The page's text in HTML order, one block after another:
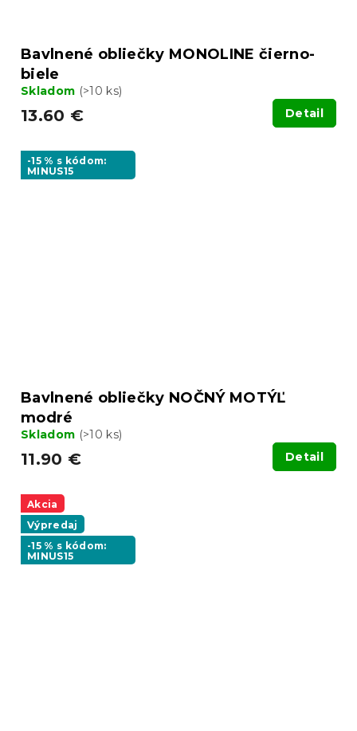
Bavlnené obliečky MONOLINE čierno-
biele
Skladom (>10 ks)
13.60 € Detail
-15 % s kódom:
MINUS15
Bavlnené obliečky NOČNÝ MOTÝĽ
modré
Skladom (>10 ks)
11.90 € Detail
Akcia
Výpredaj
-15 % s kódom:
MINUS15